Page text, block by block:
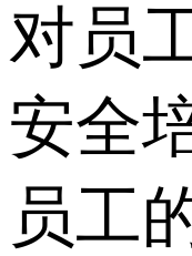
对员
安全
员工